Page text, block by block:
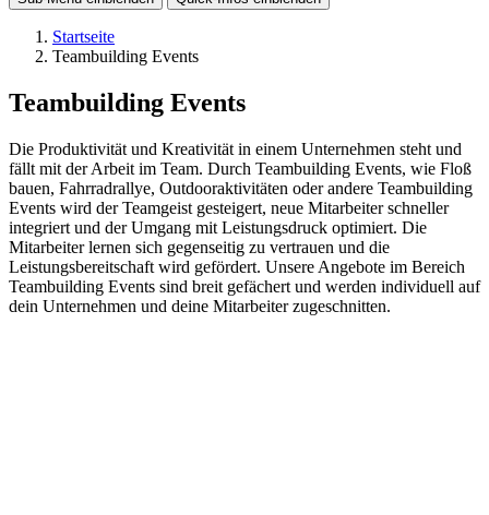
Startseite
Teambuilding Events
Teambuilding Events
Die Produktivität und Kreativität in einem Unternehmen steht und
fällt mit der Arbeit im Team. Durch Teambuilding Events, wie Floß
bauen, Fahrradrallye, Outdooraktivitäten oder andere Teambuilding
Events wird der Teamgeist gesteigert, neue Mitarbeiter schneller
integriert und der Umgang mit Leistungsdruck optimiert. Die
Mitarbeiter lernen sich gegenseitig zu vertrauen und die
Leistungsbereitschaft wird gefördert. Unsere Angebote im Bereich
Teambuilding Events sind breit gefächert und werden individuell auf
dein Unternehmen und deine Mitarbeiter zugeschnitten.